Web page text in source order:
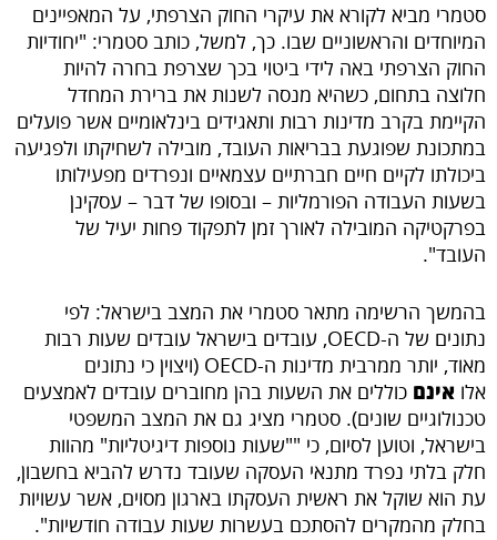
סטמרי מביא לקורא את עיקרי החוק הצרפתי, על המאפיינים
המיוחדים והראשוניים שבו. כך, למשל, כותב סטמרי: "יחודיות
החוק הצרפתי באה לידי ביטוי בכך שצרפת בחרה להיות
חלוצה בתחום, כשהיא מנסה לשנות את ברירת המחדל
הקיימת בקרב מדינות רבות ותאגידים בינלאומיים אשר פועלים
במתכונת שפוגעת בבריאות העובד, מובילה לשחיקתו ולפגיעה
ביכולתו לקיים חיים חברתיים עצמאיים ונפרדים מפעילותו
בשעות העבודה הפורמליות – ובסופו של דבר – עסקינן
בפרקטיקה המובילה לאורך זמן לתפקוד פחות יעיל של
העובד".
בהמשך הרשימה מתאר סטמרי את המצב בישראל: לפי
נתונים של ה-OECD, עובדים בישראל עובדים שעות רבות
מאוד, יותר ממרבית מדינות ה-OECD (ויצוין כי נתונים
אלו אינם כוללים את השעות בהן מחוברים עובדים לאמצעים
טכנולוגיים שונים). סטמרי מציג גם את המצב המשפטי
בישראל, וטוען לסיום, כי ""שעות נוספות דיגיטליות" מהוות
חלק בלתי נפרד מתנאי העסקה שעובד נדרש להביא בחשבון,
עת הוא שוקל את ראשית העסקתו בארגון מסוים, אשר עשויות
בחלק מהמקרים להסתכם בעשרות שעות עבודה חודשיות".